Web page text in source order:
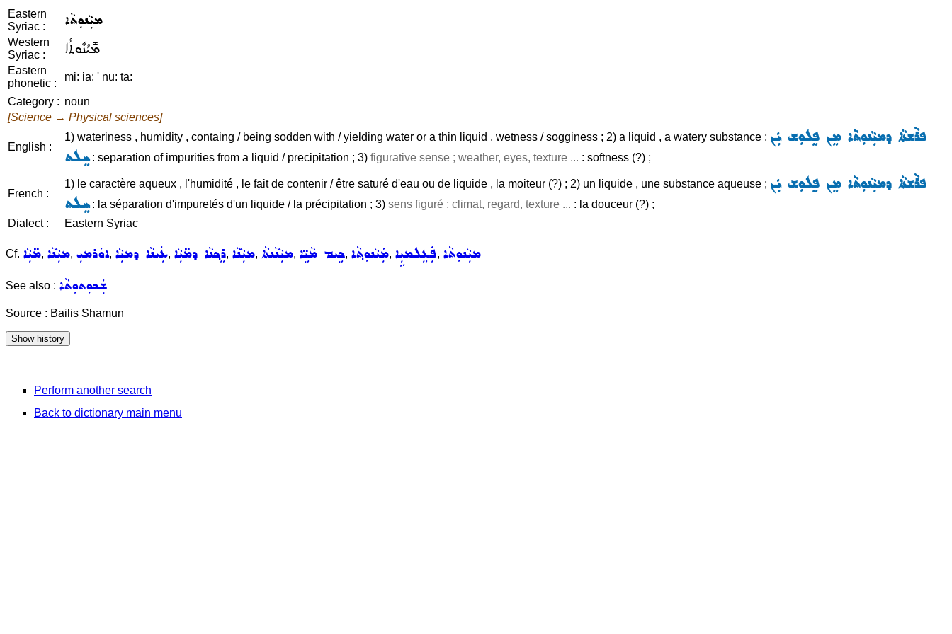
Eastern
Syriac :
ܡܝܼܵܢܘܼܬܵܐ
Western
Syriac :
ܡܺܝܳܢܽܘܬܳܐ
Eastern
phonetic :
mi: ia: ' nu: ta:
Category : noun
[Science → Physical sciences]
English :
1) wateriness , humidity , containg / being sodden with / yielding water or a thin liquid , wetness / sogginess ; 2) a liquid , a watery substance ; ܦܪܵܫܬܵܐ ܕܡܝܼܵܢܘܼܬܵܐ ܡܸܢ ܦܸܠܘܼܫ ܝܲܢ
ܚܸܠܬ: separation of impurities from a liquid / precipitation ; 3) figurative sense ; weather, eyes, texture ... : softness (?) ;
French :
1) le caractère aqueux , l'humidité , le fait de contenir / être saturé d'eau ou de liquide , la moiteur (?) ; 2) un liquide , une substance aqueuse ; ܦܪܵܫܬܵܐ ܕܡܝܼܵܢܘܼܬܵܐ ܡܸܢ ܦܸܠܘܼܫ ܝܲܢ
ܚܸܠܬ: la séparation d'impuretés d'un liquide / la précipitation ; 3) sens figuré ; climat, regard, texture ... : la douceur (?) ;
Dialect :
Eastern Syriac
Cf. ܡ̈ܝܼܵܐ, ܡܝܼܵܢܵܐ, ܐܘܿܪܡܝܼ, ܥܲܝܢܵܐ ܕܡܝܼܵܐ, ܪܸܟ݂ܢܵܐ ܕܡ̈ܝܼܵܐ, ܡܝܼܵܢܵܐ, ܡܝܼܵܢܵܢܬܵܐ, ܟܹܝܡ ܡܵܝܹ̈ܐ, ܡܲܝܵܢܘܼܬ݂ܵܐ, ܦܲܥܸܠܡܝܼܹܐ, ܡܝܼܵܢܘܼܬܵܐ
See also : ܫܲܟܘܼܬܘܼܬܵܐ
Source : Bailis Shamun
Perform another search
Back to dictionary main menu